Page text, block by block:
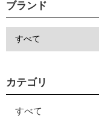
ブランド
カテゴリ
すべて